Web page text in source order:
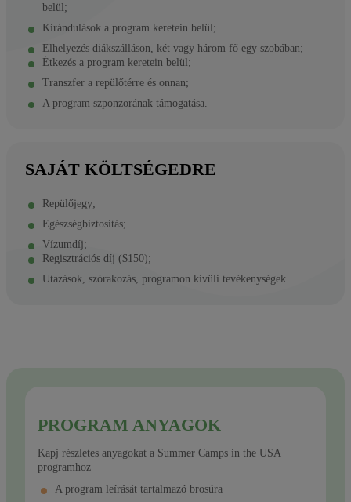
belül;
Kirándulások a program keretein belül;
Elhelyezés diákszálláson, két vagy három fő egy szobában;
Étkezés a program keretein belül;
Transzfer a repülőtérre és onnan;
A program szponzorának támogatása.
SAJÁT KÖLTSÉGEDRE
Repülőjegy;
Egészségbiztosítás;
Vízumdíj;
Regisztrációs díj ($150);
Utazások, szórakozás, programon kívüli tevékenységek.
PROGRAM ANYAGOK
Kapj részletes anyagokat a Summer Camps in the USA
programhoz
A program leírását tartalmazó brosúra